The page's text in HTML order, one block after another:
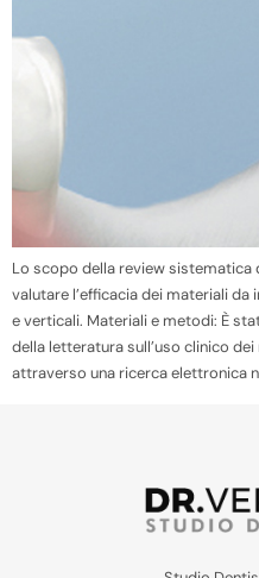
Lo scopo della review sistematica
valutare l’efficacia dei materiali
e verticali. Materiali e metodi: È
della letteratura sull’uso clinico
attraverso una ricerca elettronica